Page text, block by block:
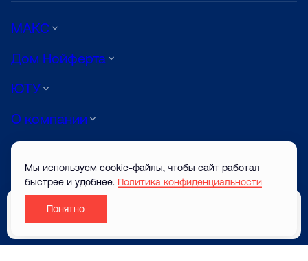
МАКС
Дом Нойферта
ЮТУ
О компании
Луиджи
АРТ
© ТВОРЧЕСТВО САЙТ ЗАСТРОЙЩИКА 2026
Разработано
Мы используем cookie-файлы, чтобы сайт работал
быстрее и удобнее. Политика конфиденциальности
Понятно